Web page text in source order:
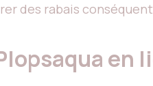
des rabais
en